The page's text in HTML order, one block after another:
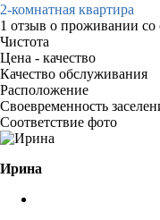
2-комнатная квартира
1 отзыв о проживании со
Чистота
Цена - качество
Качество обслуживания
Расположение
Своевременность
Соответствие фото
Ирина